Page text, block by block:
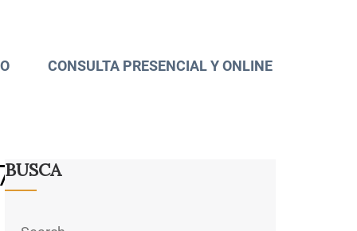
CONSULTA PRESENCIAL Y ONLINE
BUSCA